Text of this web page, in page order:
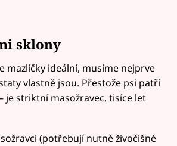
sklony
mazlíčky ideální, musíme nejprve
vlastně jsou. Přestože psi patří
je striktní masožravec, tisíce let
(potřebují nutně živočišné